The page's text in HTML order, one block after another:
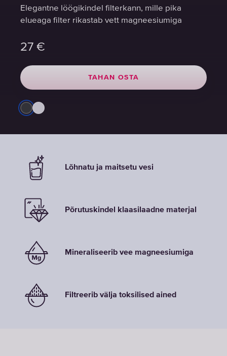
Elegantne löögikindel filterkann, mille pika
elueaga filter rikastab vett magneesiumiga
27 €
TAHAN OSTA
Elegantne löögikindel filterkann, mille pika
elueaga filter rikastab vett magneesiumiga
27 €
TAHAN OSTA
Elegantne löögikindel filterkann, mille pika
elueaga filter rikastab vett magneesiumiga
27 €
TAHAN OSTA
Lõhnatu ja maitsetu vesi
Põrutuskindel klaasilaadne materjal
Mineraliseerib vee magneesiumiga
Filtreerib välja toksilised ained